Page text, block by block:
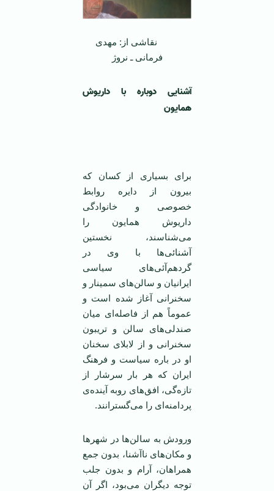
نقاشی از: مهدی
فرمانی ـ نروژ
آشنایی دوباره با داریوش
همایون
برای بسیاری از کسان که
بیرون از دایره روابط
خصوصی و خانوادگی
داریوش همایون را
می‌شناسند، نخستین
آشنائی‌ها با وی در
گردهم‌آئی‌های سیاسی
ایرانیان و سالن‌های سمینار و
سخنرانی آغاز شده است و
عموماً هم از فاصله‌ای میان
صندلی‌های سالن و تریبون
سخنرانی و از لابلای سخنان
او در باره سیاست و فرهنگ
ایران که هر بار سرشار از
تازه‌گی، افق‌های روبه آینده‌ی
پردامنه‌ای را می‌گسترانند.
ورودش به سالن‌ها در شهرها
و مکان‌های ناآشنا، بدون جمع
همراهان، آرام و بدون جلب
توجه دیگران می‌بود، اگر آن